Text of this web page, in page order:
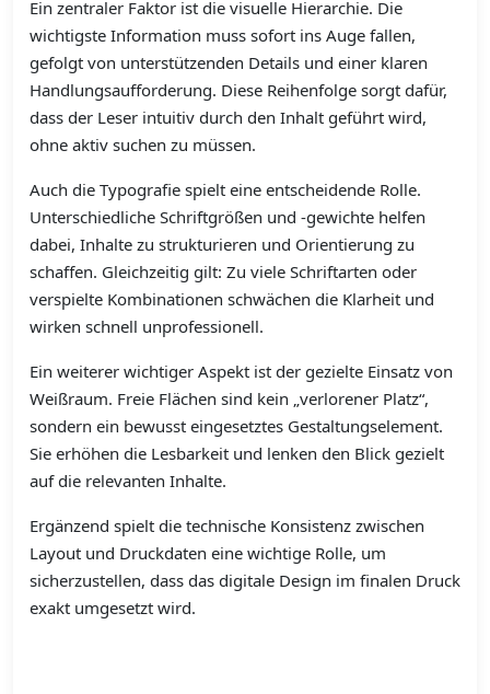
Ein zentraler Faktor ist die visuelle Hierarchie. Die
wichtigste Information muss sofort ins Auge fallen,
gefolgt von unterstützenden Details und einer klaren
Handlungsaufforderung. Diese Reihenfolge sorgt dafür,
dass der Leser intuitiv durch den Inhalt geführt wird,
ohne aktiv suchen zu müssen.
Auch die Typografie spielt eine entscheidende Rolle.
Unterschiedliche Schriftgrößen und -gewichte helfen
dabei, Inhalte zu strukturieren und Orientierung zu
schaffen. Gleichzeitig gilt: Zu viele Schriftarten oder
verspielte Kombinationen schwächen die Klarheit und
wirken schnell unprofessionell.
Ein weiterer wichtiger Aspekt ist der gezielte Einsatz von
Weißraum. Freie Flächen sind kein „verlorener Platz“,
sondern ein bewusst eingesetztes Gestaltungselement.
Sie erhöhen die Lesbarkeit und lenken den Blick gezielt
auf die relevanten Inhalte.
Ergänzend spielt die technische Konsistenz zwischen
Layout und Druckdaten eine wichtige Rolle, um
sicherzustellen, dass das digitale Design im finalen Druck
exakt umgesetzt wird.